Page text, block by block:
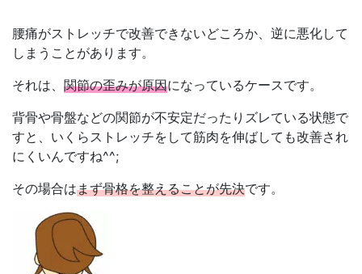
腰痛がストレッチで改善できないどころか、逆に悪化して
しまうことがあります。
それは、 関節の歪みが原因になっているケースです。
背骨や骨盤などの関節が不安定だったりズレている状態で
すと、いくらストレッチをして筋肉を伸ばしても改善され
にくいんですね^^;
その場合はまず骨格を整えることが先決です。